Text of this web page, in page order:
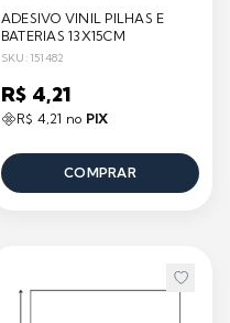
ADESIVO VINIL PILHAS E
BATERIAS 13X15CM
SKU: 151482
R$ 4,21
R$ 4,21 no PIX
COMPRAR